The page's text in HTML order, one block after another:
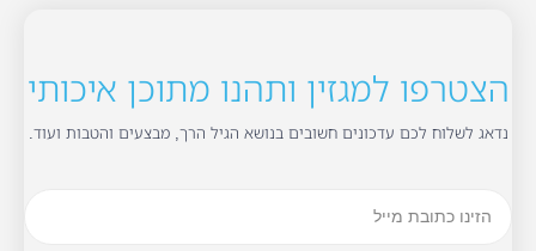
הצטרפו למגזין ותהנו מתוכן איכותי
נדאג לשלוח לכם עדכונים חשובים בנושא הגיל הרך, מבצעים והטבות ועוד.